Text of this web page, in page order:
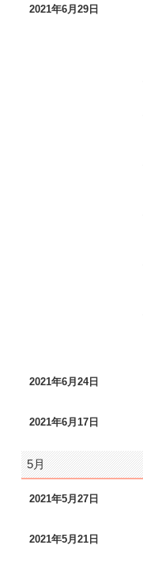
2021年6月29日
2021年6月24日
2021年6月17日
5月
2021年5月27日
2021年5月21日